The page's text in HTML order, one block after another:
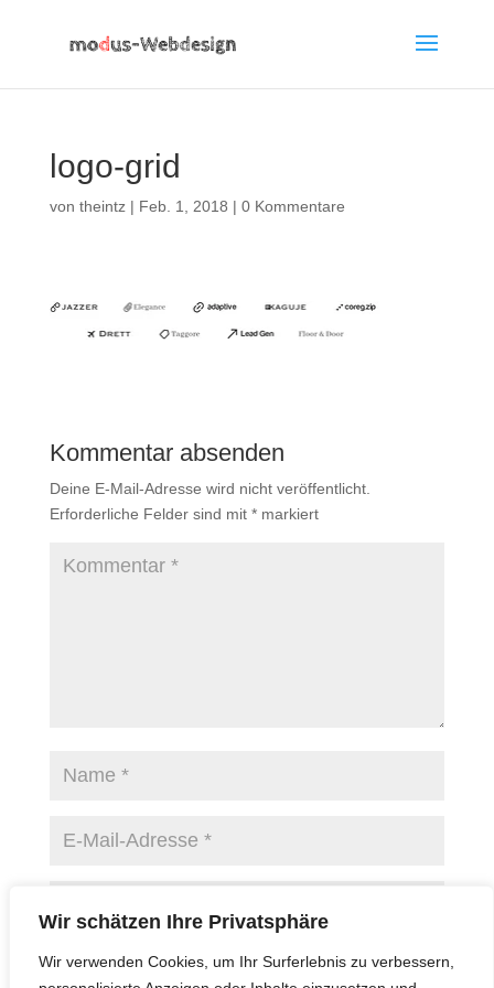
Wir schätzen Ihre Privatsphäre
Wir verwenden Cookies, um Ihr Surferlebnis zu verbessern,
logo-grid
von theintz| Feb. 1, 2018 | 0 Kommentare
Kommentar absenden
Deine E-Mail-Adresse wird nicht veröffentlicht.
Erforderliche Felder sind mit *markiert
Name, E-Mail-Adresse und Website in diesem
Browser für meinen nächsten Kommentar speichern.